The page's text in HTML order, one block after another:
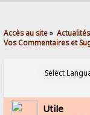
Accès au site»
Vos Commentaires et
Utile